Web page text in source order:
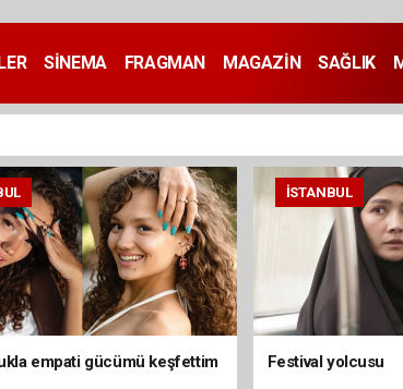
SİNEMA FRAGMAN MAGAZİN SAĞLIK
empati gücümü keşfettim
İSTANBUL
Festival yolcusu